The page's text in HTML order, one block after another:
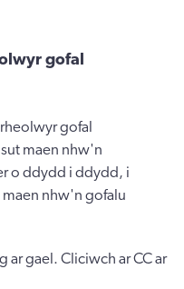
gofal
gofal
maen nhw'n
o ddydd i ddydd, i
nhw'n gofalu
ar gael. Cliciwch ar CC ar